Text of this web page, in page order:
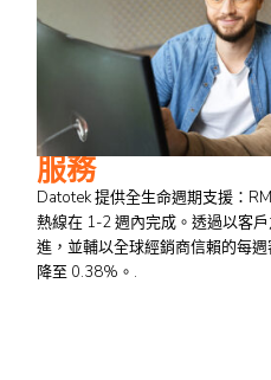
服務
Datotek 提供全生命週期支援：
熱線在 1-2 週內完成。透過以客
進，並輔以全球經銷商信賴的每
降至 0.38%。.